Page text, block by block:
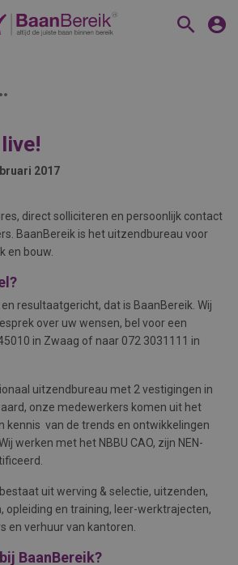
2017
direct solliciteren en persoonlijk contact
BaanBereik is het uitzendbureau voor
en bouw.
resultaatgericht, dat is BaanBereik. Wij
over uw wensen, bel voor een
in Zwaag of naar 072 3031111 in
uitzendbureau met 2 vestigingen in
onze medewerkers komen uit het
kennis van de trends en ontwikkelingen
werken met het NBBU CAO, zijn NEN-
uit werving & selectie, uitzenden,
opleiding en training, leer-werktrajecten,
en verhuur van kantoren.
BaanBereik?